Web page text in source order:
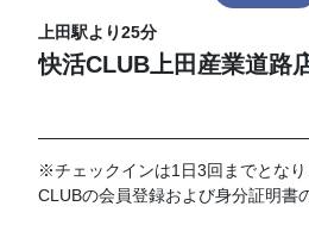
上田駅より25分
快活CLUB上田産業道路
※チェックインは1日3回までとな
CLUBの会員登録および身分証明書